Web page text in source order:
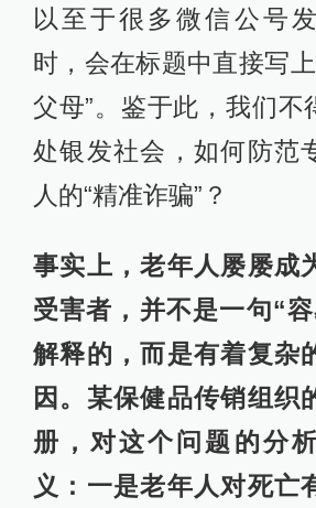
以至于很多微信公号
时，会在标题中直接写
父母”。鉴于此，我们不
处银发社会，如何防范
人的“精准诈骗”？
事实上，老年人屡屡成
受害者，并不是一句“
解释的，而是有着复杂
因。某保健品传销组织
册，对这个问题的分
义：一是老年人对死亡